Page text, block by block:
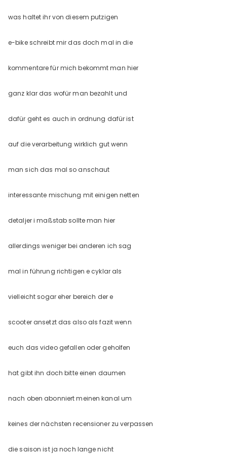
was haltet ihr von diesem putzigen
e-bike schreibt mir das doch mal in die
kommentare für mich bekommt man hier
ganz klar das wofür man bezahlt und
dafür geht es auch in ordnung dafür ist
auf die verarbeitung wirklich gut wenn
man sich das mal so anschaut
interessante mischung mit einigen netten
detaljer i maßstab sollte man hier
allerdings weniger bei anderen ich sag
mal in führung richtigen e cyklar als
vielleicht sogar eher bereich der e
scooter ansetzt das also als fazit wenn
euch das video gefallen oder geholfen
hat gibt ihn doch bitte einen daumen
nach oben abonniert meinen kanal um
keines der nächsten recensioner zu verpassen
die saison ist ja noch lange nicht